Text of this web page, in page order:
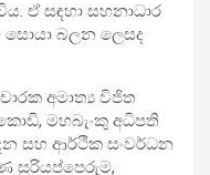
ඒ සඳහා සහනාධාර
සොයා බලන ලෙසද
අමාත්‍ය විජිත
මහබැංකු අධිපති
සහ ආර්ථික සංවර්ධන
සූරියප්පෙරුම,